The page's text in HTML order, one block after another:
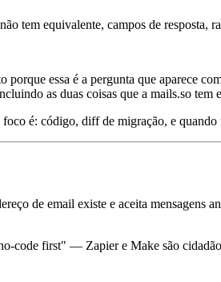
tem equivalente, campos de resposta,
essa é a pergunta que aparece
as duas coisas que a mails.so tem
é: código, diff de migração, e quando
de email existe e aceita mensagens
code first" — Zapier e Make são